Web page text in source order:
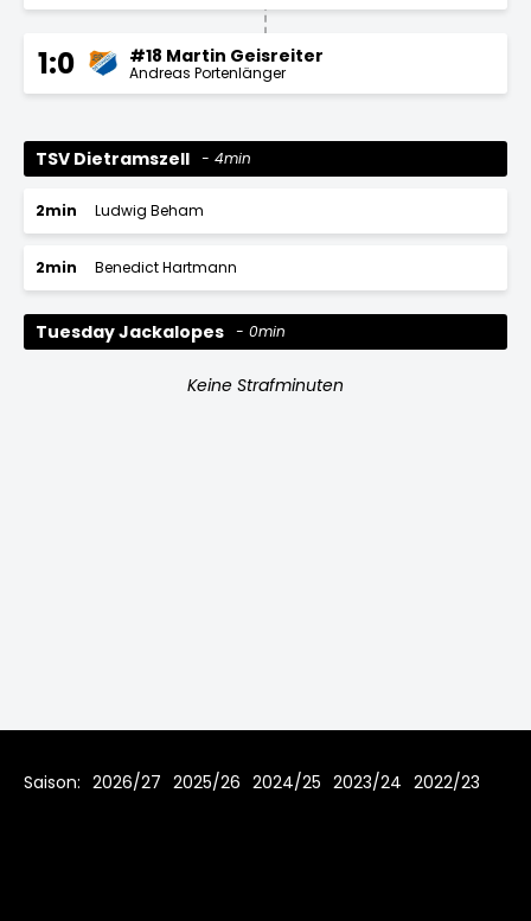
1:0 #18 Martin Geisreiter
Andreas Portenlänger
TSV Dietramszell 4min
2min Ludwig Beham
2min Benedict Hartmann
Tuesday Jackalopes 0min
Keine Strafminuten
Saison: 2026/27 2025/26 2024/25 2023/24 2022/23